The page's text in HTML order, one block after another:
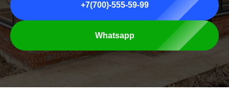
+7(700)-555-59-99
Whatsapp